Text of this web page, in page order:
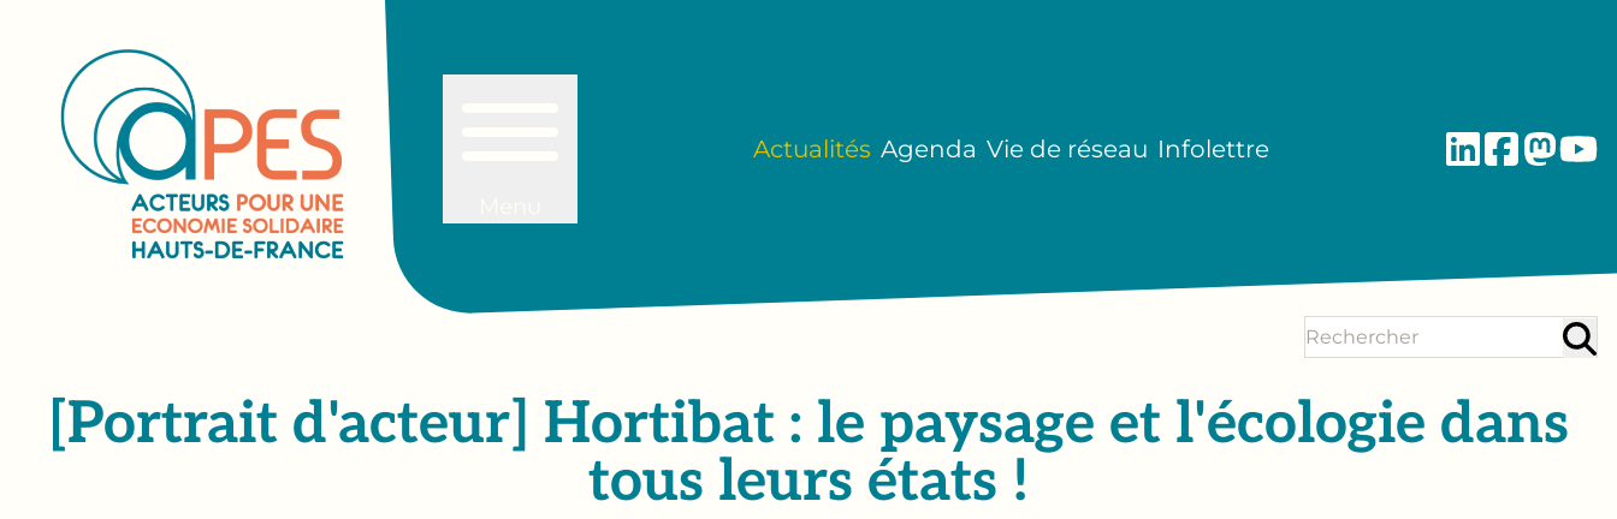
Actualités Agenda Vie de réseau Infolettre
[Portrait d'acteur] Hortibat : le paysage et l'écologie dans
tous leurs états !